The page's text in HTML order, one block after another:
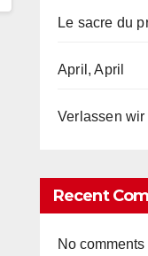
Le sacre du
April, April
Verlassen
Recent
No comments